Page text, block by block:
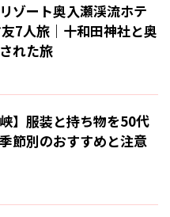
ゾート奥入瀬渓流ホテ
7人旅｜十和田神社と奥
れた旅
峡】服装と持ち物を50代
節別のおすすめと注意